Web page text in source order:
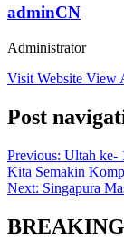
adminCN
Administrator
Visit Website View
Post
Previous: Ultah ke-
Kita Semakin
Next: Singapura